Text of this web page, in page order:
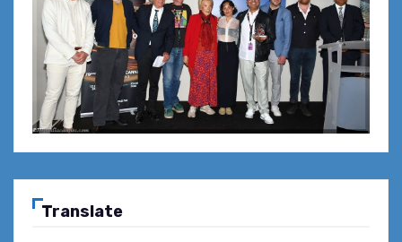
Translate